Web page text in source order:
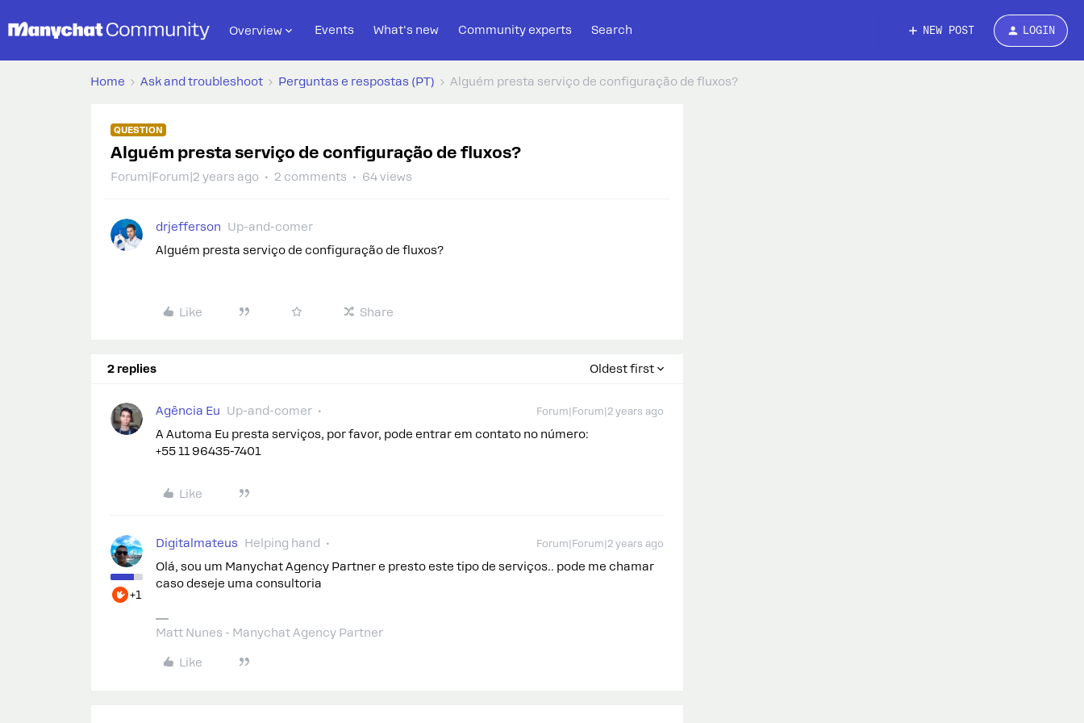
Overview Events What's new Community experts Search NEW POST LOGIN
Home Ask and troubleshoot Perguntas e respostas (PT) Alguém presta serviço de configuração de fluxos?
QUESTION
Alguém presta serviço de configuração de fluxos?
Forum|Forum|2 years ago 2 comments 64 views
drjefferson
Up-and-comer
Alguém presta serviço de configuração de fluxos?
Like Share
2 replies Oldest first
Agência Eu Up-and-comer Forum|Forum|2 years ago
A Automa Eu presta serviços, por favor, pode entrar em contato no número:
+55 11 96435-7401
Like
+1
Digitalmateus Helping hand Forum|Forum|2 years ago
Olá, sou um Manychat Agency Partner e presto este tipo de serviços.. pode me chamar
caso deseje uma consultoria
Matt Nunes - Manychat Agency Partner
Like